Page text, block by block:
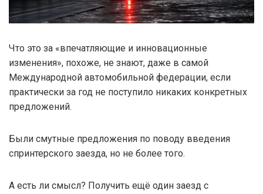
Что это за «впечатляющие и инновационные
изменения», похоже, не знают, даже в самой
Международной автомобильной федерации, если
практически за год не поступило никаких конкретных
предложений.
Были смутные предложения по поводу введения
спринтерского заезда, но не более того.
А есть ли смысл? Получить ещё один заезд с